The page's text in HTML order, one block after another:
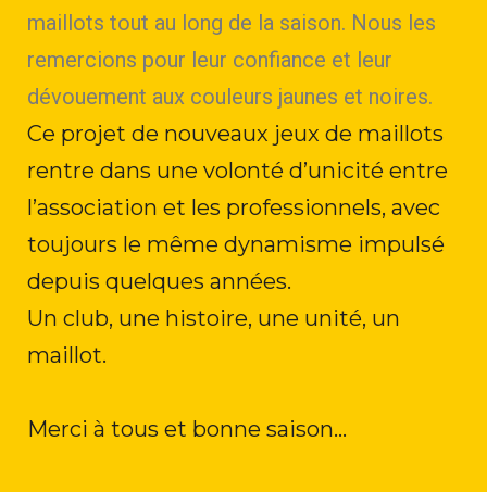
maillots tout au long de la saison. Nous les
remercions pour leur confiance et leur
dévouement aux couleurs jaunes et noires.
Ce projet de nouveaux jeux de maillots
rentre dans une volonté d’unicité entre
l’association et les professionnels, avec
toujours le même dynamisme impulsé
depuis quelques années.
Un club, une histoire, une unité, un
maillot.
Merci à tous et bonne saison…